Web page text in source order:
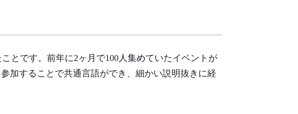
とです。前年に2ヶ月で100人集めていたイベントが
加することで共通言語ができ、細かい説明抜きに経